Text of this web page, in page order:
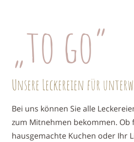
„to go“
Unsere Leckereien für
Bei uns können Sie alle
zum Mitnehmen bekommen. Ob
hausgemachte Kuchen oder Ihr